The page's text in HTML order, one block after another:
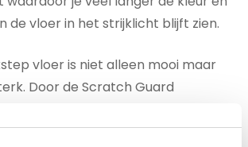
de vloer in het strijklicht blijft zien.
vloer is niet alleen mooi maar
Door de Scratch Guard
andere merken.